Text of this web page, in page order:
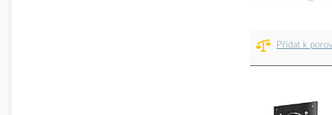
Přidat k